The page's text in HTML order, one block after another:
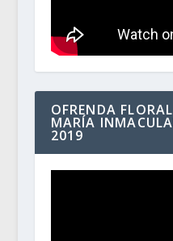
OFRENDA
MARÍA
2019